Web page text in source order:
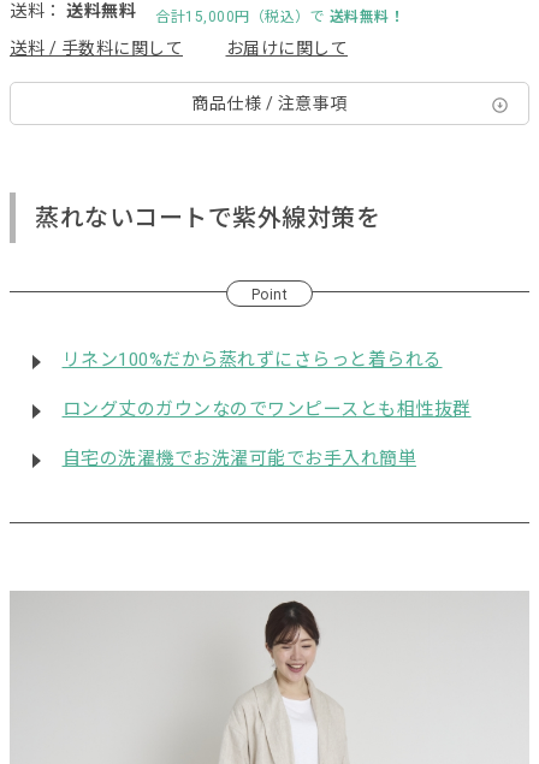
送料： 送料無料 合計15,000円（税込）で 送料無料！
送料 / 手数料に関して お届けに関して
商品仕様 / 注意事項
蒸れないコートで紫外線対策を
Point
リネン100%だから蒸れずにさらっと着られる
ロング丈のガウンなのでワンピースとも相性抜群
自宅の洗濯機でお洗濯可能でお手入れ簡単